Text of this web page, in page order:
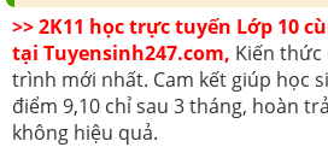
>> 2K11 học trực tuyến Lớp 10
tại Tuyensinh247.com, Kiến
trình mới nhất. Cam kết giúp học
điểm 9,10 chỉ sau 3 tháng, hoàn
không hiệu quả.